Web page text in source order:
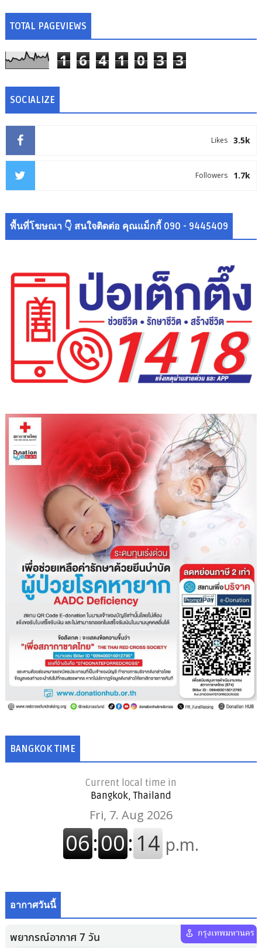
TOTAL PAGEVIEWS
1 6 4 1 0 3 3
SOCIALIZE
3.5k
Likes
1.7k
Followers
พื้นที่โฆษณา 👇 สนใจติดต่อ คุณแม็กกี้ 090 - 9445409
BANGKOK TIME
Current local time in
Bangkok, Thailand
อากาศวันนี้